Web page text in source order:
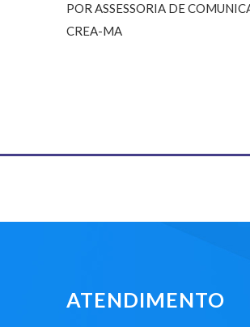
POR ASSESSORIA DE
CREA-MA
ATENDIMENTO